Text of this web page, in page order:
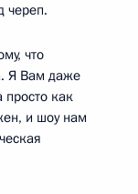
череп.
что
Я Вам даже
как
и шоу нам